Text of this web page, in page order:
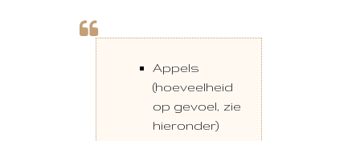
Appels
(hoeveelheid
op gevoel, zie
hieronder)